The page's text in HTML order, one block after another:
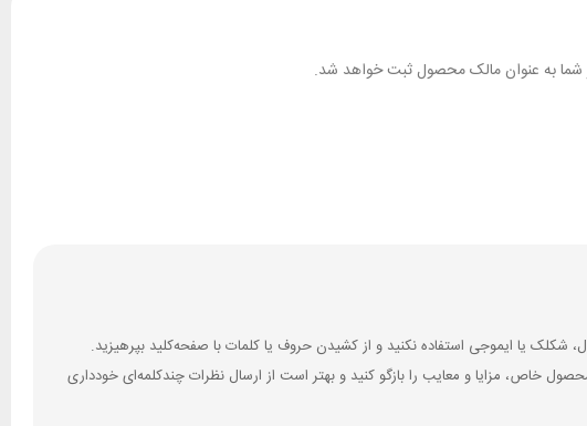
شما به عنوان مالک محصول ثبت خواهد شد.
خاص، مزایا و معایب را بازگو کنید و بهتر است از ارسال نظرات چندکلمه‌‌ای خودداری